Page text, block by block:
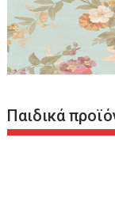
Παιδικά